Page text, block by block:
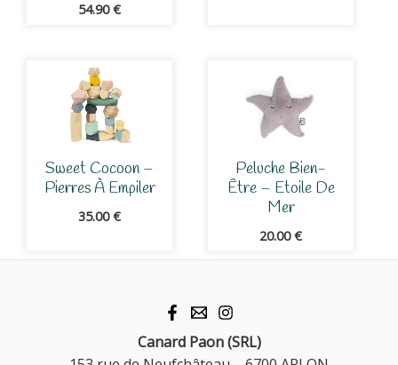
54.90€
Sweet Cocoon –
Pierres À Empiler
35.00€
Peluche Bien-
Être – Etoile De
Mer
20.00€
Canard Paon (SRL)